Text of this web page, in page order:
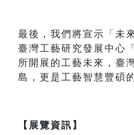
最後，我們將宣示「未
臺灣工藝研究發展中心
所開展的工藝未來，臺
島，更是工藝智慧豐碩
【展覽資訊】